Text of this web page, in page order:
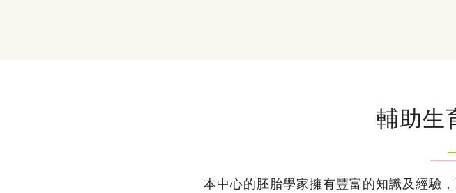
輔助生
本中心的胚胎學家擁有豐富的知識及經驗